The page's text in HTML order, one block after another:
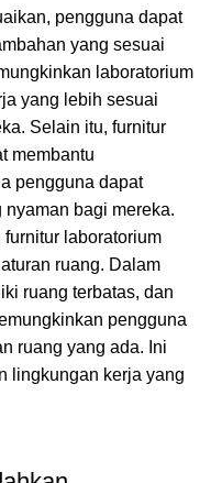
pengguna dapat
yang sesuai
laboratorium
yang lebih sesuai
Selain itu, furnitur
membantu
pengguna dapat
bagi mereka.
laboratorium
ruang. Dalam
ruang terbatas, dan
pengguna
ruang yang ada. Ini
lingkungan kerja yang